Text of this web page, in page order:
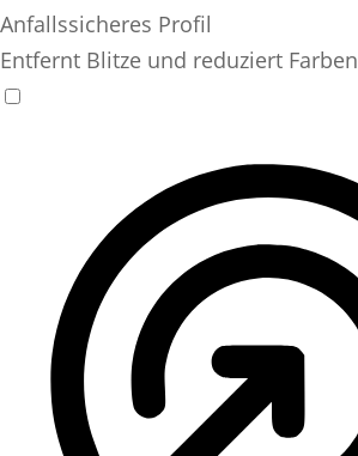
Anfallssicheres Profil
Entfernt Blitze und reduziert Farben